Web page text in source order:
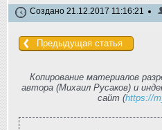
Создано 21.12.2017 11:16:21
Предыдущая статья
Копирование материалов
автора (Михаил Русаков) и
сайт (https://